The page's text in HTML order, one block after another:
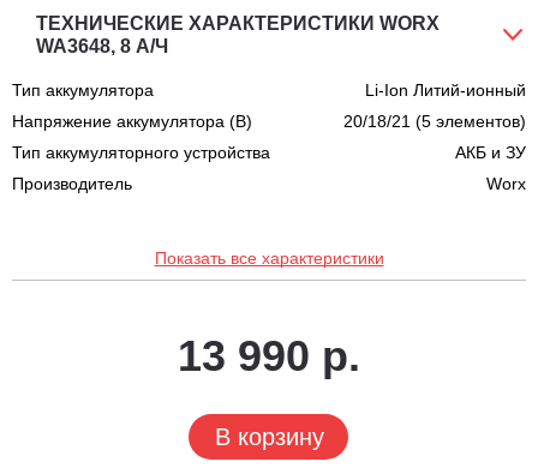
ТЕХНИЧЕСКИЕ ХАРАКТЕРИСТИКИ WORX
WA3648, 8 А/Ч
Тип аккумулятора
Li-Ion Литий-ионный
Напряжение аккумулятора (В)
20/18/21 (5 элементов)
Тип аккумуляторного устройства
АКБ и ЗУ
Производитель
Worx
Показать все характеристики
13 990 р.
В корзину